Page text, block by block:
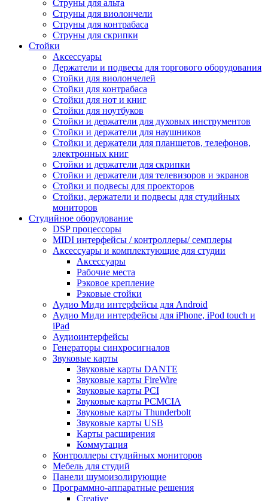
Струны для альта
Струны для виолончели
Струны для контрабаса
Струны для скрипки
Стойки
Аксессуары
Держатели и подвесы для торгового оборудования
Стойки для виолончелей
Стойки для контрабаса
Стойки для нот и книг
Стойки для ноутбуков
Стойки и держатели для духовых инструментов
Стойки и держатели для наушников
Стойки и держатели для планшетов, телефонов,
электронных книг
Стойки и держатели для скрипки
Стойки и держатели для телевизоров и экранов
Стойки и подвесы для проекторов
Стойки, держатели и подвесы для студийных
мониторов
Студийное оборудование
DSP процессоры
MIDI интерфейсы / контроллеры/ семплеры
Аксессуары и комплектующие для студии
Аксессуары
Рабочие места
Рэковое крепление
Рэковые стойки
Аудио Миди интерфейсы для Android
Аудио Миди интерфейсы для iPhone, iPod touch и
iPad
Аудиоинтерфейсы
Генераторы синхросигналов
Звуковые карты
Звуковые карты DANTE
Звуковые карты FireWire
Звуковые карты PCI
Звуковые карты PCMCIA
Звуковые карты Thunderbolt
Звуковые карты USB
Карты расширения
Коммутация
Контроллеры студийных мониторов
Мебель для студий
Панели шумоизолирующие
Программно-аппаратные решения
Creative